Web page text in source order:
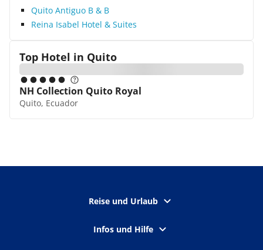
Quito Antiguo B & B
Reina Isabel Hotel & Suites
Top Hotel in Quito
NH Collection Quito Royal
Quito, Ecuador
Reise und Urlaub
Infos und Hilfe